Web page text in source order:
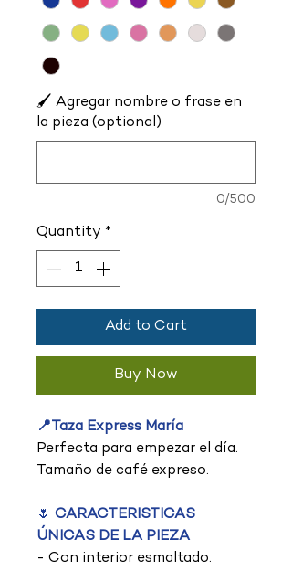
🖌️ Agregar nombre o frase en
la pieza (optional)
0/500
Quantity *
Add to Cart
Buy Now
📍Taza Express María
Perfecta para empezar el día.
Tamaño de café expreso.
🌷 CARACTERISTICAS
ÚNICAS DE LA PIEZA
- Con interior esmaltado.